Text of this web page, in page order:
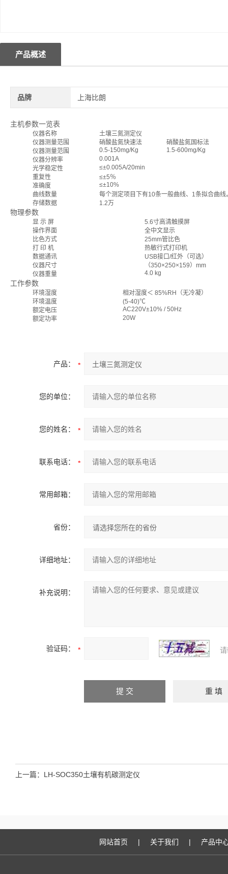
产品概述
品牌 上海比朗
主机参数一览表
仪器名称
土壤三氮测定仪
仪器测量范围
硝酸盐氮快速法
硝酸盐氮国标法
仪器测量范围
0.5-150mg/Kg
1.5-600mg/Kg
仪器分辨率
0.001A
光学稳定性
≤±0.005A/20min
重复性
≤±5％
准确度
≤±10%
曲线数量
每个测定项目下有10条一般曲线、1条拟合曲
存储数据
1.2万
物理参数
显 示 屏
5.6寸高清触摸屏
操作界面
全中文显示
比色方式
25mm管比色
打 印 机
热敏行式打印机
数据通讯
USB接口/红外（可选）
仪器尺寸
（350×250×159）mm
仪器重量
4.0 kg
工作参数
环境湿度
相对湿度＜ 85%RH（无冷凝）
环境温度
(5-40)℃
额定电压
AC220V±10% / 50Hz
额定功率
20W
产品：
您的单位：
您的姓名：
联系电话：
常用邮箱：
省份：
详细地址：
补充说明：
验证码：
上一篇： LH-SOC350土壤有机碳测定仪
网站首页 | 关于我们 | 产品中